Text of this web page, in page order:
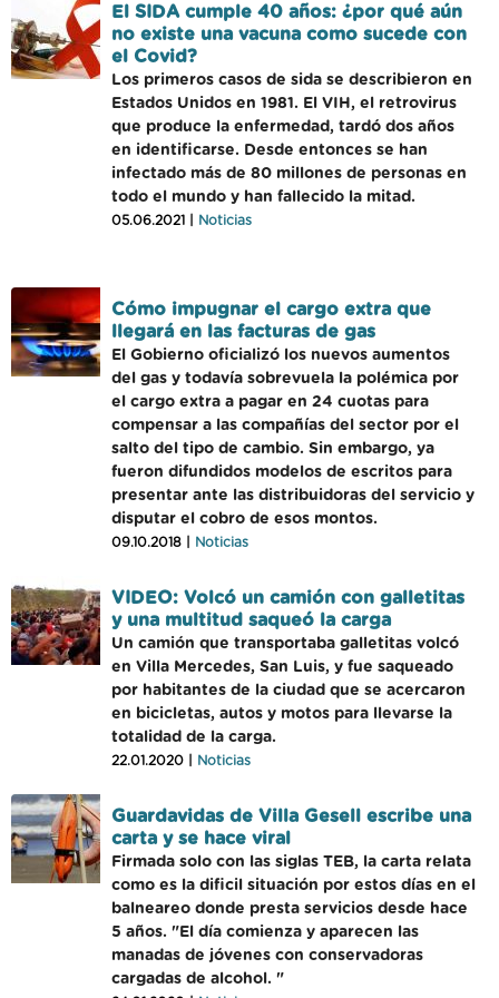
El SIDA cumple 40 años: ¿por qué aún
no existe una vacuna como sucede con
el Covid?
Los primeros casos de sida se describieron en
Estados Unidos en 1981. El VIH, el retrovirus
que produce la enfermedad, tardó dos años
en identificarse. Desde entonces se han
infectado más de 80 millones de personas en
todo el mundo y han fallecido la mitad.
05.06.2021 | Noticias
Cómo impugnar el cargo extra que
llegará en las facturas de gas
El Gobierno oficializó los nuevos aumentos
del gas y todavía sobrevuela la polémica por
el cargo extra a pagar en 24 cuotas para
compensar a las compañías del sector por el
salto del tipo de cambio. Sin embargo, ya
fueron difundidos modelos de escritos para
presentar ante las distribuidoras del servicio y
disputar el cobro de esos montos.
09.10.2018 | Noticias
VIDEO: Volcó un camión con galletitas
y una multitud saqueó la carga
Un camión que transportaba galletitas volcó
en Villa Mercedes, San Luis, y fue saqueado
por habitantes de la ciudad que se acercaron
en bicicletas, autos y motos para llevarse la
totalidad de la carga.
22.01.2020 | Noticias
Guardavidas de Villa Gesell escribe una
carta y se hace viral
Firmada solo con las siglas TEB, la carta relata
como es la dificil situación por estos días en el
balneareo donde presta servicios desde hace
5 años. "El día comienza y aparecen las
manadas de jóvenes con conservadoras
cargadas de alcohol. "